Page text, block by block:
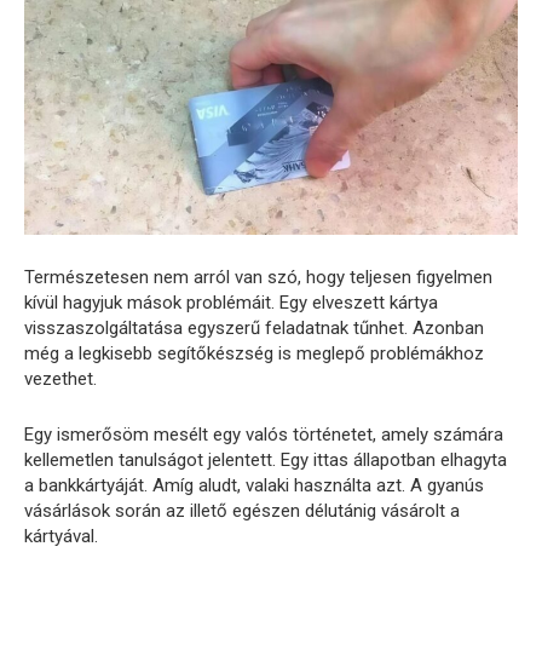
Természetesen nem arról van szó, hogy teljesen figyelmen
kívül hagyjuk mások problémáit. Egy elveszett kártya
visszaszolgáltatása egyszerű feladatnak tűnhet. Azonban
még a legkisebb segítőkészség is meglepő problémákhoz
vezethet.
Egy ismerősöm mesélt egy valós történetet, amely számára
kellemetlen tanulságot jelentett. Egy ittas állapotban elhagyta
a bankkártyáját. Amíg aludt, valaki használta azt. A gyanús
vásárlások során az illető egészen délutánig vásárolt a
kártyával.